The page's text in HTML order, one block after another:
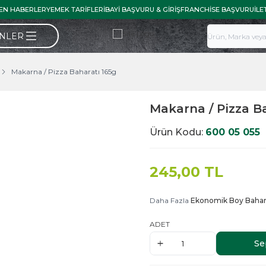
HABERLERYEMEK TARIFLERIBAYI BAŞVURU & GIRIŞFRANCHISE BAŞVURU
Makarna / Pizza Baharatı 165g
Makarna / Pizza
Ürün Kodu: 600 05 055
245,00 TL
Daha Fazla Ekonomik Boy
ADET